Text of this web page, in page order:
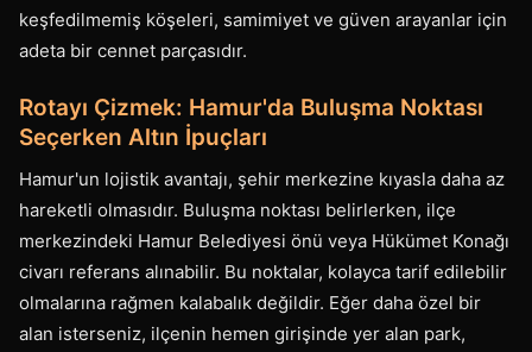
keşfedilmemiş köşeleri, samimiyet ve güven arayanlar için
adeta bir cennet parçasıdır.
Rotayı Çizmek: Hamur'da Buluşma Noktası
Seçerken Altın İpuçları
Hamur'un lojistik avantajı, şehir merkezine kıyasla daha az
hareketli olmasıdır. Buluşma noktası belirlerken, ilçe
merkezindeki Hamur Belediyesi önü veya Hükümet Konağı
civarı referans alınabilir. Bu noktalar, kolayca tarif edilebilir
olmalarına rağmen kalabalık değildir. Eğer daha özel bir
alan isterseniz, ilçenin hemen girişinde yer alan park,